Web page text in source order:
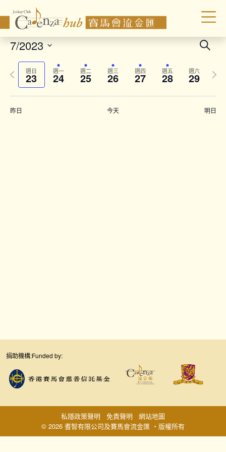
and
Search
7/2023
Select
date.週日
23 週一
24 週二
25 週三
26 週四
27 週五
28 週六
29
Previous
week
Next
昨日 今天 明日
捐助機構:Funded by:
© 2026 耆智有限公司及賽馬會流金匯 ‧版權所有
私隱政策聲明 免責聲明 網站地圖